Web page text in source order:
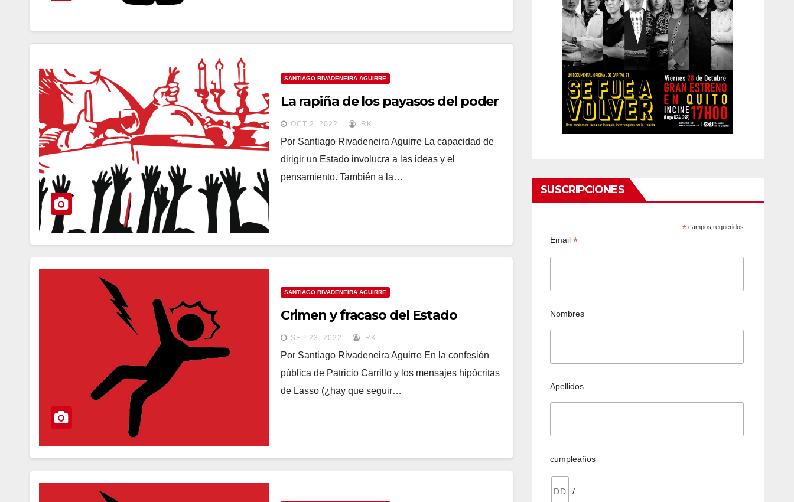
SANTIAGO RIVADENEIRA AGUIRRE
La rapiña de los payasos del poder
OCT 2, 2022 RK
Por Santiago Rivadeneira Aguirre La capacidad de
dirigir un Estado involucra a las ideas y el
pensamiento. También a la…
SANTIAGO RIVADENEIRA AGUIRRE
Crimen y fracaso del Estado
SEP 23, 2022 RK
Por Santiago Rivadeneira Aguirre En la confesión
pública de Patricio Carrillo y los mensajes hipócritas
de Lasso (¿hay que seguir…
SUSCRIPCIONES
* campos requeridos
Email *
Nombres
Apellidos
cumpleaños
/